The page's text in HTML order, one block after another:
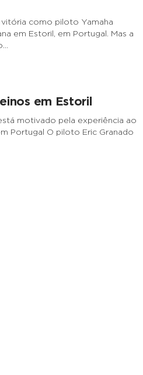
como piloto Yamaha
em Estoril, em Portugal. Mas a
em Estoril
motivado pela experiência ao
Portugal O piloto Eric Granado